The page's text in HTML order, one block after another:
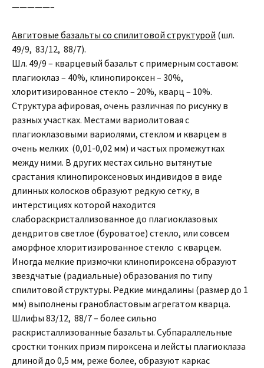
—————–
Авгитовые базальты со спилитовой структурой (шл.
49/9, 83/12, 88/7).
Шл. 49/9 – кварцевый базальт с примерным составом:
плагиоклаз – 40%, клинопироксен – 30%,
хлоритизированное стекло – 20%, кварц – 10%.
Структура афировая, очень различная по рисунку в
разных участках. Местами вариолитовая с
плагиоклазовыми вариолями, стеклом и кварцем в
очень мелких (0,01-0,02 мм) и частых промежутках
между ними. В других местах сильно вытянутые
срастания клинопироксеновых индивидов в виде
длинных колосков образуют редкую сетку, в
интерстициях которой находится
слабораскристаллизованное до плагиоклазовых
дендритов светлое (буроватое) стекло, или совсем
аморфное хлоритизированное стекло с кварцем.
Иногда мелкие призмочки клинопироксена образуют
звездчатые (радиальные) образования по типу
спилитовой структуры. Редкие миндалины (размер до 1
мм) выполнены гранобластовым агрегатом кварца.
Шлифы 83/12, 88/7 – более сильно
раскристаллизованные базальты. Субпараллельные
сростки тонких призм пироксена и лейсты плагиоклаза
длиной до 0,5 мм, реже более, образуют каркас